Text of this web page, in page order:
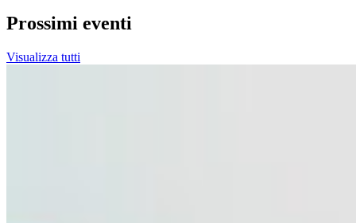
Prossimi eventi
Visualizza tutti